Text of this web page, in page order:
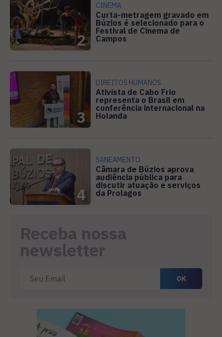
2
CINEMA
Curta-metragem gravado em
Búzios é selecionado para o
Festival de Cinema de
Campos
3
DIREITOS HUMANOS
Ativista de Cabo Frio
representa o Brasil em
conferência internacional na
Holanda
4
SANEAMENTO
Câmara de Búzios aprova
audiência pública para
discutir atuação e serviços
da Prolagos
Receba nossa
newsletter